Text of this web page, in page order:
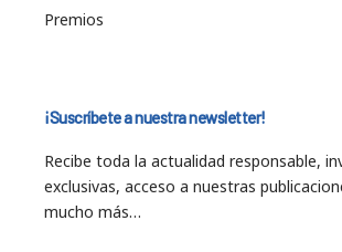
Premios
¡Suscríbete a nuestra newsletter!
Recibe toda la actualidad responsable,
exclusivas, acceso a nuestras
mucho más…